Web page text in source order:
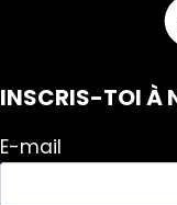
INSCRIS-TOI À
E-mail